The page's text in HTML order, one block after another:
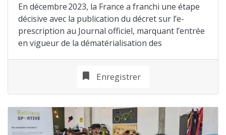
En décembre 2023, la France a franchi une étape
décisive avec la publication du décret sur l’e-
prescription au Journal officiel, marquant l’entrée
en vigueur de la dématérialisation des
Enregistrer